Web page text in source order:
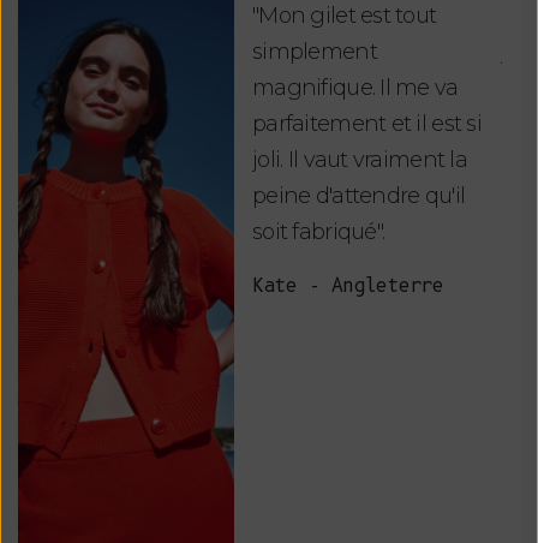
"Mon gilet est tout
simplement
magnifique. Il me va
parfaitement et il est si
joli. Il vaut vraiment la
peine d'attendre qu'il
soit fabriqué".
Kate - Angleterre